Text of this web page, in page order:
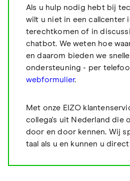
Als u hulp nodig hebt bij
wilt u niet in een callcenter
terechtkomen of in
chatbot. We weten hoe
en daarom bieden we
ondersteuning - per
webformulier.
Met onze EIZO
collega's uit Nederland die
door en door kennen. Wij
taal als u en kunnen u